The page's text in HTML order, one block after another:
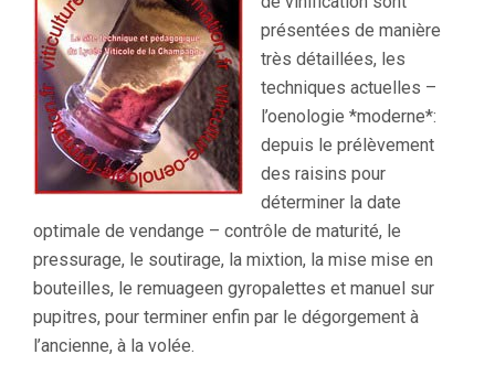
présentées de manière
très détaillées, les
techniques actuelles –
l’oenologie *moderne*:
depuis le prélèvement
des raisins pour
déterminer la date
optimale de vendange – contrôle de maturité, le
pressurage, le soutirage, la mixtion, la mise mise en
bouteilles, le remuageen gyropalettes et manuel sur
pupitres, pour terminer enfin par le dégorgement à
l’ancienne, à la volée.